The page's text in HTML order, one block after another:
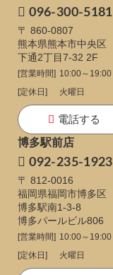
096-300-5181
〒 860-0807
熊本県熊本市中央区
下通2丁目7-32 2F
[営業時間] 10:00～19:00
[定休日]
火曜日
電話する
博多駅前店
092-235-1923
〒 812-0016
福岡県福岡市博多区
博多駅南1-3-8
博多パールビル806
[営業時間] 10:00～19:00
[定休日]
火曜日